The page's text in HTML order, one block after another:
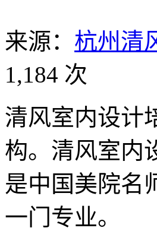
来源： 杭州清
1,184 次
清风室内设计
构。清风室内
是中国美院名
一门专业。